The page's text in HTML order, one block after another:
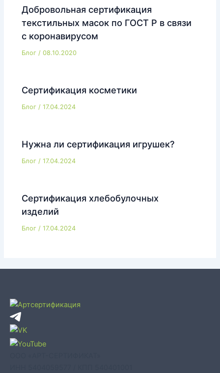
Добровольная сертификация
текстильных масок по ГОСТ Р в связи
с коронавирусом
Блог /08.10.2020
Сертификация косметики
Блог /17.04.2024
Нужна ли сертификация игрушек?
Блог /17.04.2024
Сертификация хлебобулочных
изделий
Блог /17.04.2024